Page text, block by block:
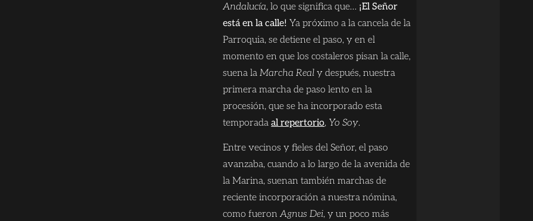
Andalucía, lo que significa que… ¡El Señor
está en la calle! Ya próximo a la cancela de la
Parroquia, se detiene el paso, y en el
momento en que los costaleros pisan la calle,
suena laMarcha Real y después, nuestra
primera marcha de paso lento en la
procesión, que se ha incorporado esta
temporadaal repertorio, Yo Soy.
Entre vecinos y fieles del Señor, el paso
avanzaba, cuando a lo largo de la avenida de
la Marina, suenan también marchas de
reciente incorporación a nuestra nómina,
como fueronAgnus Dei, y un poco más